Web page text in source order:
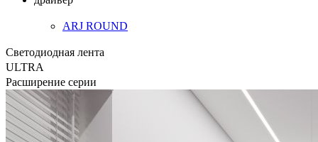
ARJ ROUND
Светодиодная лента
ULTRA
Расширение серии